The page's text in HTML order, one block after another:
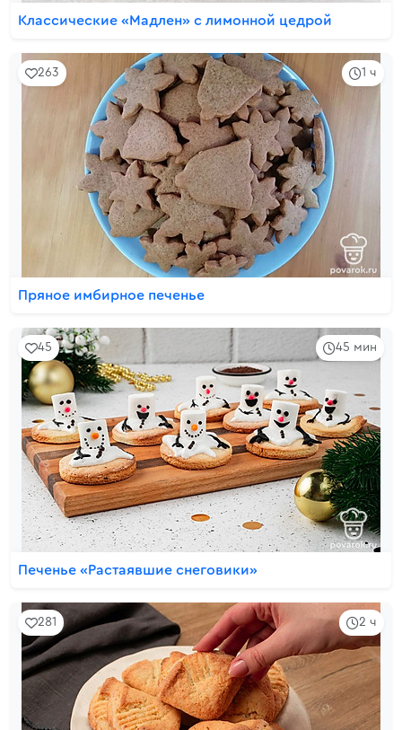
Классические «Мадлен» с лимонной цедрой
1 ч
263
Пряное имбирное печенье
45 мин
45
Печенье «Растаявшие снеговики»
2 ч
281